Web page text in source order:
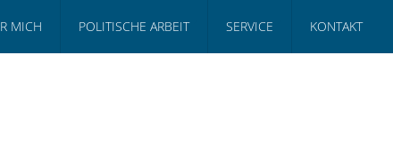
MICH POLITISCHE ARBEIT SERVICE KONTAKT